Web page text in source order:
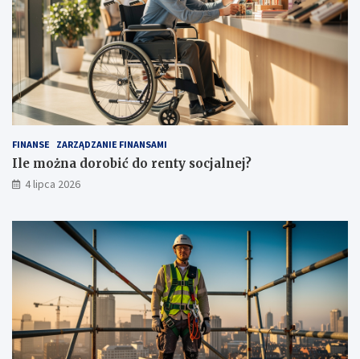
FINANSE ZARZĄDZANIE FINANSAMI
Ile można dorobić do renty socjalnej?
4 lipca 2026